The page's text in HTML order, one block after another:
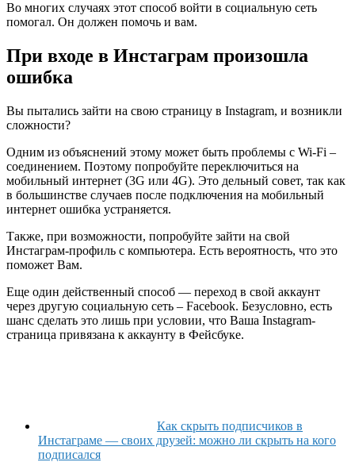
Во многих случаях этот способ войти в социальную сеть
помогал. Он должен помочь и вам.
При входе в Инстаграм произошла
ошибка
Вы пытались зайти на свою страницу в Instagram, и возникли
сложности?
Одним из объяснений этому может быть проблемы с Wi-Fi –
соединением. Поэтому попробуйте переключиться на
мобильный интернет (3G или 4G). Это дельный совет, так как
в большинстве случаев после подключения на мобильный
интернет ошибка устраняется.
Также, при возможности, попробуйте зайти на свой
Инстаграм-профиль с компьютера. Есть вероятность, что это
поможет Вам.
Еще один действенный способ — переход в свой аккаунт
через другую социальную сеть – Facebook. Безусловно, есть
шанс сделать это лишь при условии, что Ваша Instagram-
страница привязана к аккаунту в Фейсбуке.
Как скрыть подписчиков в
Инстаграме — своих друзей: можно ли скрыть на кого
подписался